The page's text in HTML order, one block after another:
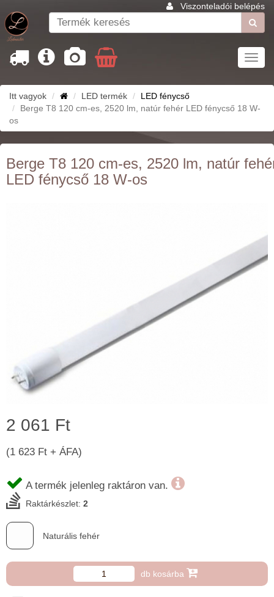
Viszonteladói belépés
Itt vagyok LED termék
LED fénycső
Berge T8 120 cm-es, 2520 lm, natúr fehér LED fénycső 18 W-
os
Berge T8 120 cm-es, 2520 lm, natúr
LED fénycső 18 W-os
2 061 Ft
(1 623 Ft + ÁFA)
A termék jelenleg raktáron van.
Raktárkészlet: 2
Naturális fehér
db kosárba